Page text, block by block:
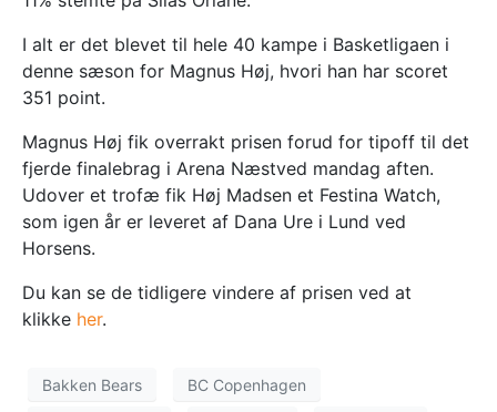
I alt er det blevet til hele 40 kampe i Basketligaen i
denne sæson for Magnus Høj, hvori han har scoret
351 point.
Magnus Høj fik overrakt prisen forud for tipoff til det
fjerde finalebrag i Arena Næstved mandag aften.
Udover et trofæ fik Høj Madsen et Festina Watch,
som igen år er leveret af Dana Ure i Lund ved
Horsens.
Du kan se de tidligere vindere af prisen ved at
klikke her.
Bakken Bears BC Copenhagen